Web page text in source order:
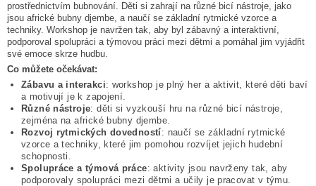
prostřednictvím bubnování. Děti si zahrají na různé bicí nástroje, jako
jsou africké bubny djembe, a naučí se základní rytmické vzorce a
techniky. Workshop je navržen tak, aby byl zábavný a interaktivní,
podporoval spolupráci a týmovou práci mezi dětmi a pomáhal jim vyjádřit
své emoce skrze hudbu.
Co můžete očekávat:
Zábavu a interakci: workshop je plný her a aktivit, které děti baví
a motivují je k zapojení.
Různé nástroje: děti si vyzkouší hru na různé bicí nástroje,
zejména na africké bubny djembe.
Rozvoj rytmických dovedností: naučí se základní rytmické
vzorce a techniky, které jim pomohou rozvíjet jejich hudební
schopnosti.
Spolupráce a týmová práce: aktivity jsou navrženy tak, aby
podporovaly spolupráci mezi dětmi a učily je pracovat v týmu.